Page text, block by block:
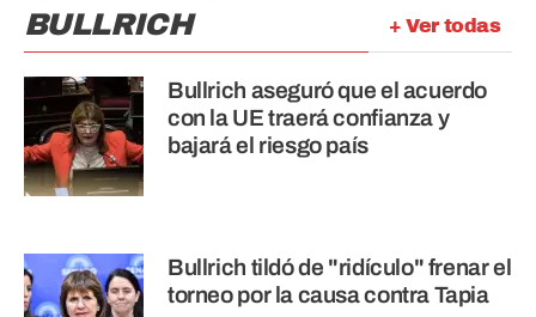
+ Ver todas
BULLRICH
Bullrich aseguró que el acuerdo
con la UE traerá confianza y
bajará el riesgo país
Bullrich tildó de "ridículo" frenar el
torneo por la causa contra Tapia